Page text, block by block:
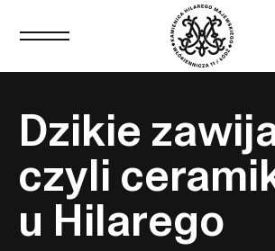
Dzikie
czyli
u Hilarego